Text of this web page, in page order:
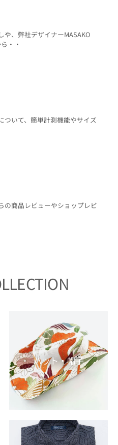
や、弊社デザイナーMASAKO
・・
ついて、簡単計測機能やサイズ
の商品レビューやショップレビ
ハット・帽子